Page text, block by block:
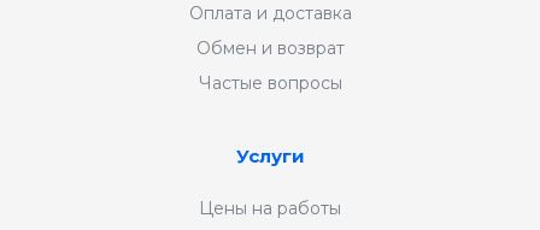
Оплата и доставка
Обмен и возврат
Частые вопросы
Услуги
Цены на работы